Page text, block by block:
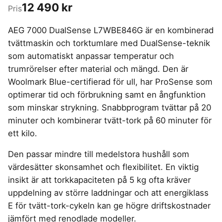
HUSHÅLLSAPPARATER
Robotdammsugare
Skaftdammsugare
Steamer
Strykjärn
KÖK
Airfryer
Brödrost
Dubbel Airfryer
Elektrisk
Pizzaugn
Elvisp
Gjutjärnsgryta
Kaffebryggare
Kaffemaskin
Knivslip
Kockkniv
Köksassistent
Liten airfryer
Mikrovågsugn
Pizzaugn Gasol
Skärbräda
Stekpanna
SOVRUM
Dubbelsäng
VITVAROR
Diskmaskin
SÄKERHET &
Gaming Dator
Gaming Headset
Gaming hörlursställ
Gaming Laptop
Gaming router
Gaming Skärm
Gaming Tangentbord
Gamingbord
Gamingstol
Trådlösa Gaming Hörlurar
VR Headset
LJUD & BILD
75 Tum TV
Bluetooth högtalare
Boombox
Trådlösa hörlurar
TV 50 tum
TV 55 tum
FÖRSÄKRINGAR
Hundförsäkring
MEDIA & TELEKOM
Mobilabonnemang
Mobilt bredband
TV Abonnemang
Rakapparat
Skäggtrimmer
ACCESSOARER
Solglasögon
KOSTTILLSKOTT
Ashwagandha
Berberine
C vitamin
Kollagen
Kreatin
Lions mane
Magnesium
MSM
NAD
Probiotika
Proteinpulver
Shilajit
Testosteron tillskott
4-manna tält
6-manna tält
Abborrespö
Familjetält
Jaktkängor
Campingbord
vandring
Pop-up tält
Taktält
Tält
Tält budget
Vandringsbyxor
herr
Vandringskängor
dam
dam
Campingkudde
Flugspö
Luftmadrass
tält
Pannlampa
Stavar
vandring
SPORT
Driver
Golfklocka
Golfset
Träningsklocka dam
Bilbarnstol
GPS Klocka barn
UTELEK & AKTIVITETER
Berg studsmatta
Gungställning
Lekstuga
Liten studsmatta
Nedgrävd studsmatta
Oval studsmatta
Rektangulär studsmatta
Stor studsmatta
Studsmatta
Laddbox
Pris12 490 kr
AEG 7000 DualSense L7WBE846G är en kombinerad
tvättmaskin och torktumlare med DualSense-teknik
som automatiskt anpassar temperatur och
trumrörelser efter material och mängd. Den är
Woolmark Blue-certifierad för ull, har ProSense som
optimerar tid och förbrukning samt en ångfunktion
som minskar strykning. Snabbprogram tvättar på 20
minuter och kombinerar tvätt-tork på 60 minuter för
ett kilo.
Den passar mindre till medelstora hushåll som
värdesätter skonsamhet och flexibilitet. En viktig
insikt är att torkkapaciteten på 5 kg ofta kräver
uppdelning av större laddningar och att energiklass
E för tvätt-tork-cykeln kan ge högre driftskostnader
jämfört med renodlade modeller.